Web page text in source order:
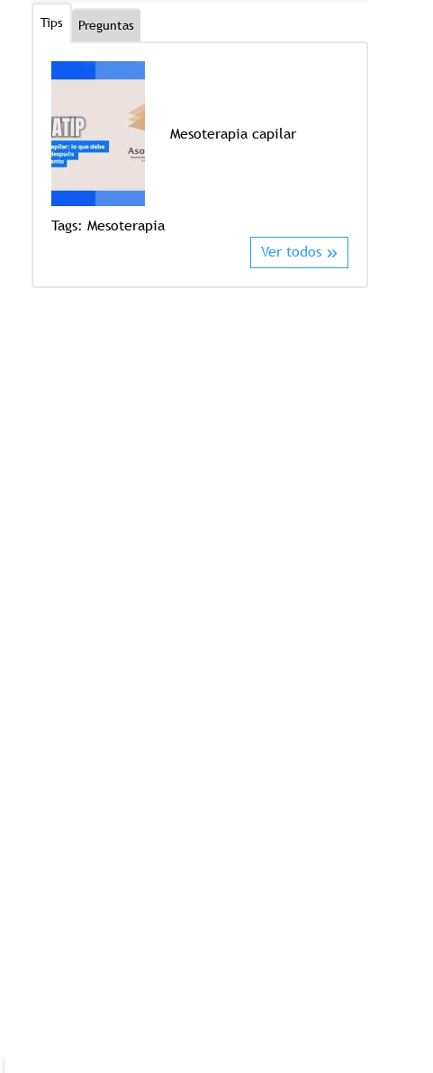
Tips Preguntas
Mesoterapia capilar
Tags:Mesoterapia
Ver todos